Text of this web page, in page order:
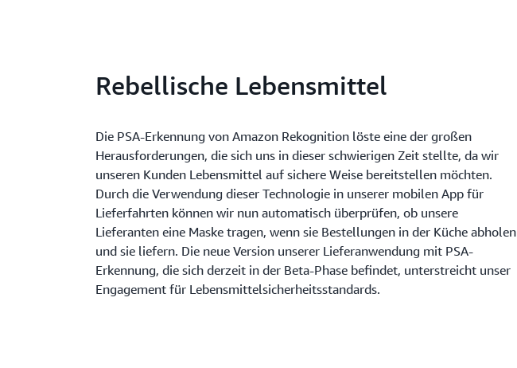
Rebellische Lebensmittel
Die PSA-Erkennung von Amazon Rekognition löste eine der großen
Herausforderungen, die sich uns in dieser schwierigen Zeit stellte, da wir
unseren Kunden Lebensmittel auf sichere Weise bereitstellen möchten.
Durch die Verwendung dieser Technologie in unserer mobilen App für
Lieferfahrten können wir nun automatisch überprüfen, ob unsere
Lieferanten eine Maske tragen, wenn sie Bestellungen in der Küche abholen
und sie liefern. Die neue Version unserer Lieferanwendung mit PSA-
Erkennung, die sich derzeit in der Beta-Phase befindet, unterstreicht unser
Engagement für Lebensmittelsicherheitsstandards.